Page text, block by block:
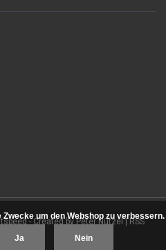
- Created byPeter Nützel|RSS
um den Webshop zu verbessern.
Ja Nein